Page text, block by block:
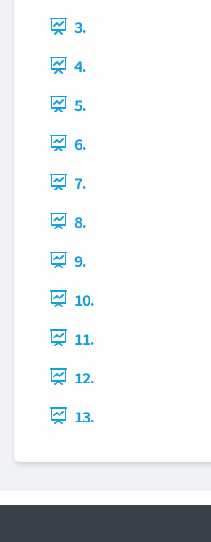
3.
4.
5.
6.
7.
8.
9.
10.
11.
12.
13.